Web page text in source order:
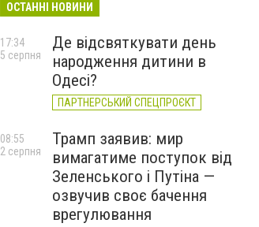
ОСТАННІ НОВИНИ
Де відсвяткувати день
народження дитини в
Одесі?
ПАРТНЕРСЬКИЙ СПЕЦПРОЄКТ
17:34
5 серпня
Трамп заявив: мир
вимагатиме поступок від
Зеленського і Путіна —
озвучив своє бачення
врегулювання
08:55
2 серпня